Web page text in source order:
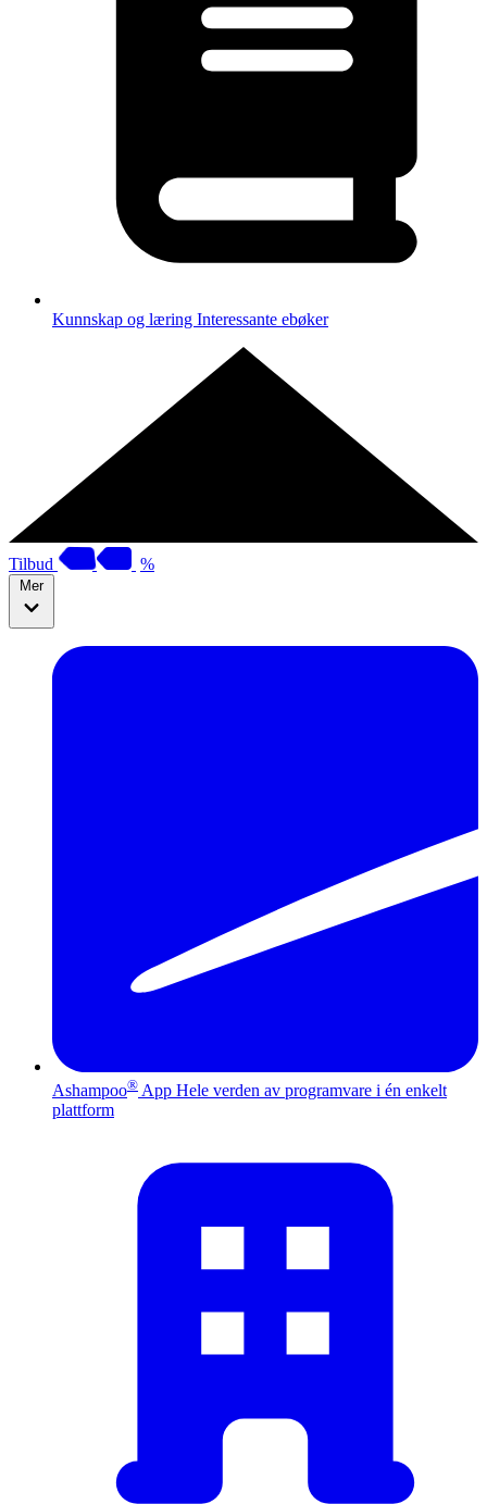
Kunnskap og læring Interessante ebøker
Tilbud %
Mer
Ashampoo® App Hele verden av programvare i én enkelt
plattform